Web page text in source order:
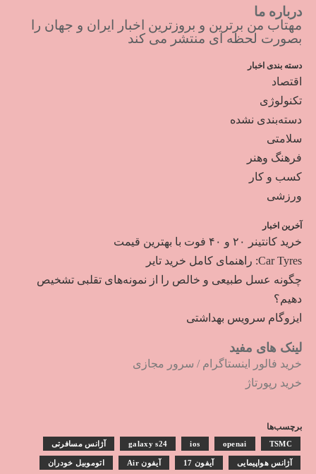
درباره ما
مهتاب من برترین و بروزترین اخبار ایران و جهان را
بصورت لحظه ای منتشر می کند
دسته بندی اخبار
اقتصاد
تکنولوژی
دسته‌بندی نشده
سلامتی
فرهنگ وهنر
کسب و کار
ورزشی
آخرین اخبار
خرید کانتینر ۲۰ و ۴۰ فوت با بهترین قیمت
Car Tyres: راهنمای کامل خرید تایر
چگونه عسل طبیعی و خالص را از نمونه‌های تقلبی تشخیص
دهیم؟
ایزوگام سرویس بهداشتی
لینک های مفید
خرید فالور اینستاگرام / سرور مجازی
خرید رپورتاژ
برچسب‌ها
galaxy s24 ios openai TSMC آژانس مسافرتی
آژانس هواپیمایی آیفون 17 آیفون Air اتوموبیل خودران